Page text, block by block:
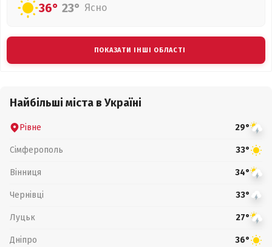
36° 23° Ясно
ПОКАЗАТИ ІНШІ ОБЛАСТІ
Найбільші міста в Україні
Рівне 29°
Сімферополь 33°
Вінниця 34°
Чернівці 33°
Луцьк 27°
Дніпро 36°